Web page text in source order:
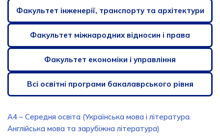
Факультет інженерії, транспорту та архітектури
Факультет міжнародних відносин і права
Факультет економіки і управління
Всі освітні програми бакалаврського рівня
А4 – Середня освіта (Українська мова і література.
Англійська мова та зарубіжна література)